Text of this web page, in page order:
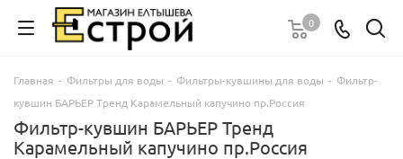
0
Главная - Фильтры для воды - Фильтры-кувшины для воды - Фильтр-
кувшин БАРЬЕР Тренд Карамельный капучино пр.Россия
Фильтр-кувшин БАРЬЕР Тренд
Карамельный капучино пр.Россия